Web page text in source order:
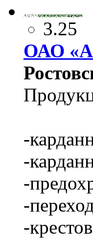
3.25
ОАО
-
-
-
-
-